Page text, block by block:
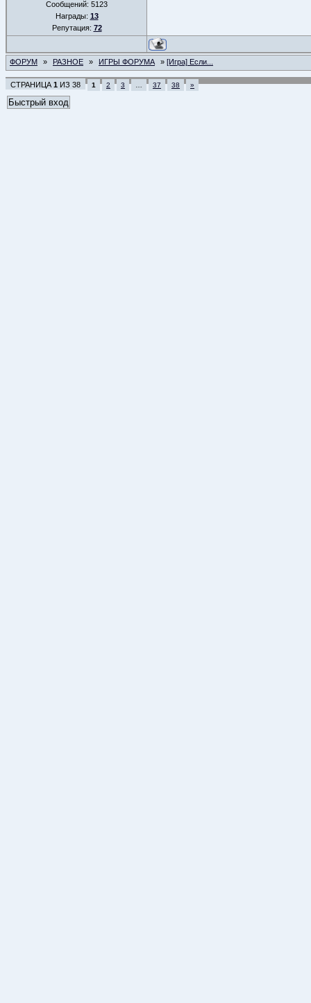
Сообщений: 5123
Награды: 13
Репутация: 72
ФОРУМ » РАЗНОЕ » ИГРЫ ФОРУМА » [Игра] Если...
СТРАНИЦА 1 ИЗ 38 1 2 3 37 38 »